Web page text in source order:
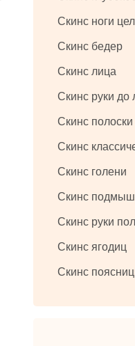
Скинс ноги
Скинс бедер
Скинс лица
Скинс руки до
Скинс
Скинс
Скинс голени
Скинс
Скинс руки
Скинс ягодиц
Скинс